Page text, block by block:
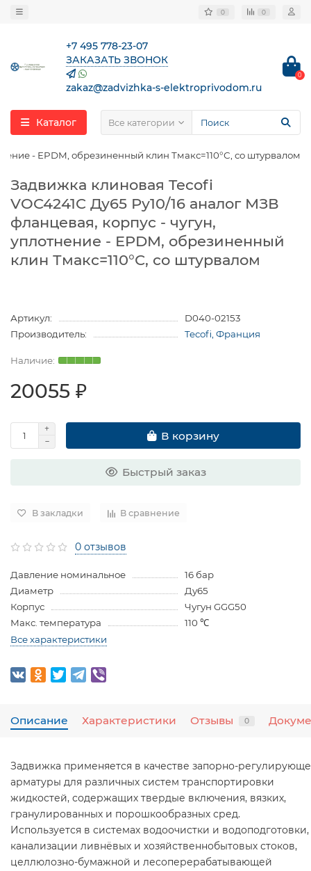
0 0
+7 495 778-23-07
ЗАКАЗАТЬ ЗВОНОК
zakaz@zadvizhka-s-elektroprivodom.ru
0
Каталог Все категории
- EPDM, обрезиненный клин Тмакс=110°С, со штурвалом
Задвижка клиновая Tecofi
VOC4241C Ду65 Ру10/16 аналог МЗВ
фланцевая, корпус - чугун,
уплотнение - EPDM, обрезиненный
клин Тмакс=110°С, со штурвалом
Артикул:
D040-02153
Производитель:
Tecofi, Франция
20055 ₽
В корзину
Быстрый заказ
В закладки В сравнение
0 отзывов
Давление номинальное
16 бар
Диаметр
Ду65
Корпус
Чугун GGG50
Макс. температура
110 ℃
Все характеристики
Описание Характеристики Отзывы 0
Задвижка применяется в качестве запорно-
арматуры для различных систем транспортировки
жидкостей, содержащих твердые включения, вязких,
гранулированных и порошкообразных сред.
Используется в системах водоочистки и водоподготовки,
канализации ливнёвых и хозяйственнобытовых стоков,
целлюлозно-бумажной и лесоперерабатывающей